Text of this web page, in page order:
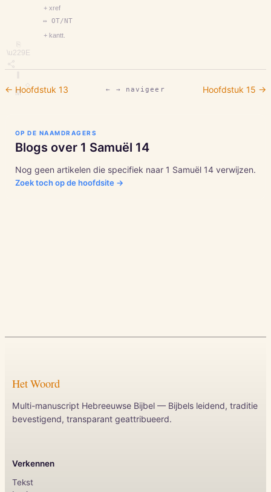
⎘
\u229E
M
+ xref
↔ OT/NT
+ kantt.
← Hoofdstuk 13 ← → navigeer Hoofdstuk 15 →
OP DE NAAMDRAGERS
Blogs over 1 Samuël 14
Nog geen artikelen die specifiek naar 1 Samuël 14 verwijzen.
Zoek toch op de hoofdsite →
Het Woord
Multi-manuscript Hebreeuwse Bijbel — Bijbels leidend, traditie
bevestigend, transparant geattribueerd.
Verkennen
Tekst